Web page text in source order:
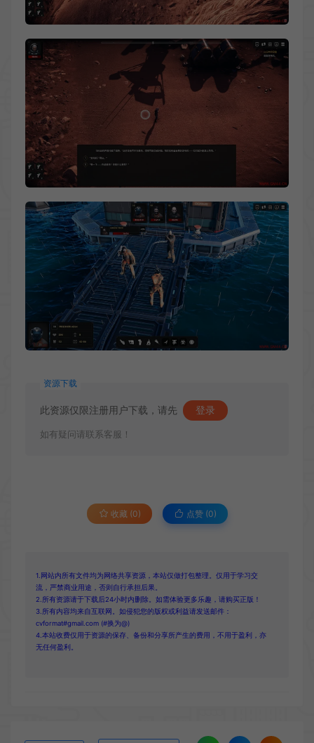
资源下载
此资源仅限注册用户下载，请先 登录
如有疑问请联系客服！
收藏 (0) 点赞 (0)
1.网站内所有文件均为网络共享资源，本站仅做打包整理。仅用于学习交
流，严禁商业用途，否则自行承担后果。
2.所有资源请于下载后24小时内删除。如需体验更多乐趣，请购买正版！
3.所有内容均来自互联网。如侵犯您的版权或利益请发送邮件：
cvformat#gmail.com (#换为@)
4.本站收费仅用于资源的保存、备份和分享所产生的费用，不用于盈利，亦
无任何盈利。